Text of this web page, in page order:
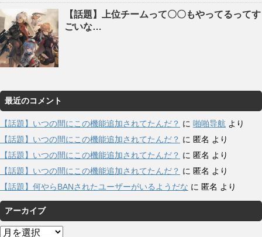
【話題】上位チームって〇〇もやってるってす
ごいな…
最近のコメント
【話題】いつの間にこの機能追加されてたんだ？ に 啪啪导航 より
【話題】いつの間にこの機能追加されてたんだ？ に 匿名 より
【話題】いつの間にこの機能追加されてたんだ？ に 匿名 より
【話題】いつの間にこの機能追加されてたんだ？ に 匿名 より
【話題】何やらBANされたユーザーがいるようだな に 匿名 より
アーカイブ
ア